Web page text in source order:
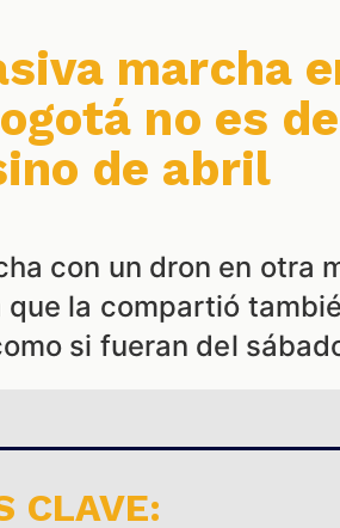
marcha
no es
de abril
con un dron en otra
la compartió
si fueran del
CLAVE: